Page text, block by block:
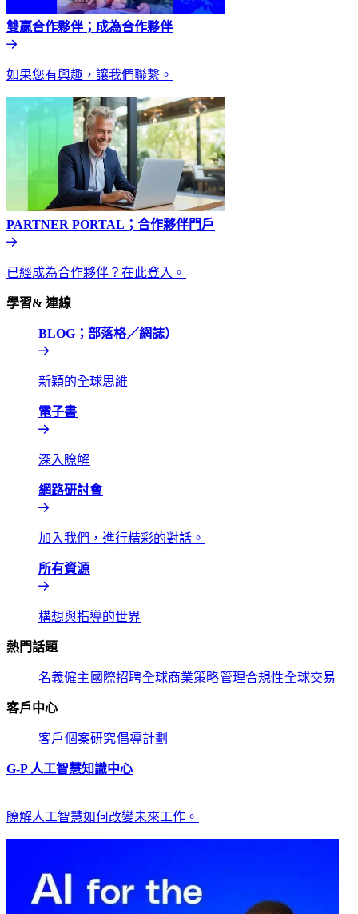
雙贏合作夥伴；成為合作夥伴​​
如果您有興趣，讓我們聯繫。​​
PARTNER PORTAL；合作夥伴門戶​​
已經成為合作夥伴？在此登入。​​
學習& 連線​​
BLOG；部落格／網誌）​​
新穎的全球思維​​
電子書​​
深入瞭解​​
網路研討會​​
加入我們，進行精彩的對話。​​
所有資源​​
構想與指導的世界​​
熱門話題​​
名義僱主​​ 國際招聘​​全球商業策略​​管理合規性​​全球交易​​
客戶中心​​
客戶​​個案研究​​倡導計劃​​
G-P 人工智慧知識中心​​
瞭解人工智慧如何改變未來工作。​​